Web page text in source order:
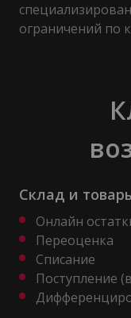
ограничений по
Склад и
Онлайн
Переоценка
Списание
Поступление